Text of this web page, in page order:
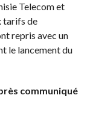
Telecom et
tarifs de
repris avec un
le lancement du
communiqué